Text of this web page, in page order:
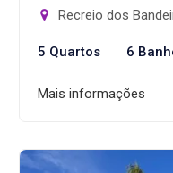
Recreio dos
5 Quartos 6
Mais informações